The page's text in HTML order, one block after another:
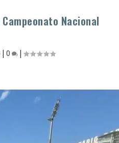
Nacional
| 0 |